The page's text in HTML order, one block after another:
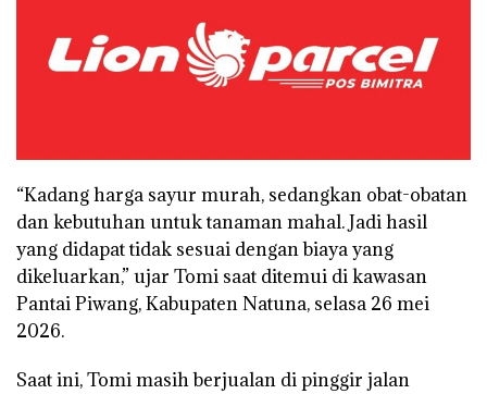
“Kadang harga sayur murah, sedangkan obat-obatan
dan kebutuhan untuk tanaman mahal. Jadi hasil
yang didapat tidak sesuai dengan biaya yang
dikeluarkan,” ujar Tomi saat ditemui di kawasan
Pantai Piwang, Kabupaten Natuna, selasa 26 mei
2026.
Saat ini, Tomi masih berjualan di pinggir jalan